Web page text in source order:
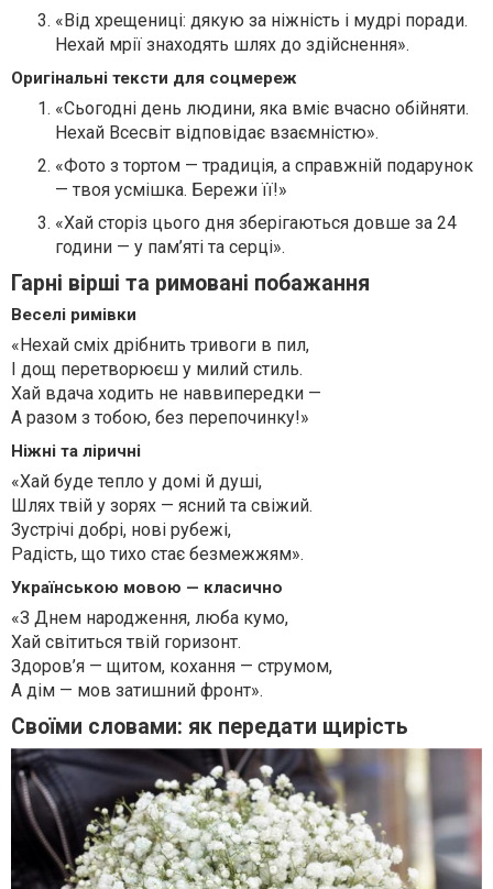
«Від хрещениці: дякую за ніжність і мудрі поради.
Нехай мрії знаходять шлях до здійснення».
Оригінальні тексти для соцмереж
«Сьогодні день людини, яка вміє вчасно обійняти.
Нехай Всесвіт відповідає взаємністю».
«Фото з тортом — традиція, а справжній подарунок
— твоя усмішка. Бережи її!»
«Хай сторіз цього дня зберігаються довше за 24
години — у пам’яті та серці».
Гарні вірші та римовані побажання
Веселі римівки
«Нехай сміх дрібнить тривоги в пил,
І дощ перетворюєш у милий стиль.
Хай вдача ходить не наввипередки —
А разом з тобою, без перепочинку!»
Ніжні та ліричні
«Хай буде тепло у домі й душі,
Шлях твій у зорях — ясний та свіжий.
Зустрічі добрі, нові рубежі,
Радість, що тихо стає безмежжям».
Українською мовою — класично
«З Днем народження, люба кумо,
Хай світиться твій горизонт.
Здоров’я — щитом, кохання — струмом,
А дім — мов затишний фронт».
Своїми словами: як передати щирість